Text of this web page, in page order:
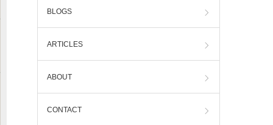
BLOGS
ARTICLES
ABOUT
CONTACT